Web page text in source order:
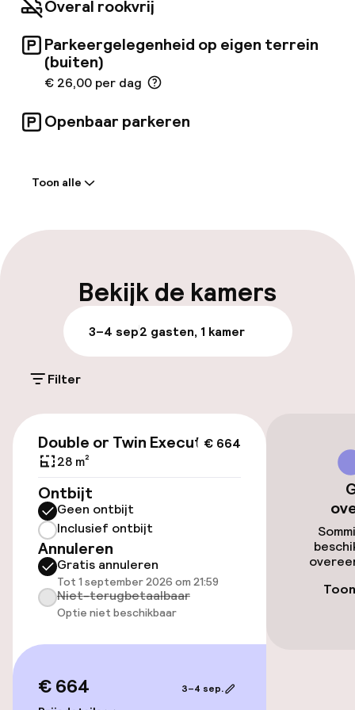
activeren van de congestieheffing. Vervoer
Malpensa en Bergamo kan op verzoek worden
geregeld.
Overal rookvrij
Parkeergelegenheid op eigen terrein
(buiten)
€ 26,00 per dag
Openbaar parkeren
Laat uitchecken mogelijk
Parkeren & mobiliteit
Parkeergelegenheid op eigen terrein
(buiten)
Openbaar parkeren
Transferservice
Toegankelijkheid
Overal rolstoeltoegankelijk
Lift
Voor toegankelijkheid
geoptimaliseerde kamers beschikbaar
Toon alle
Bekijk de kamers
3–4 sep2 gasten, 1 kamer
Filter
€ 664
Double or Twin Executive
28 m²
Ontbijt
Geen ontbijt
Inclusief ontbijt
Annuleren
Gratis annuleren
Tot 1 september 2026 om 21:59
Niet-terugbetaalbaar
Optie niet beschikbaar
€ 664 3–4 sep.